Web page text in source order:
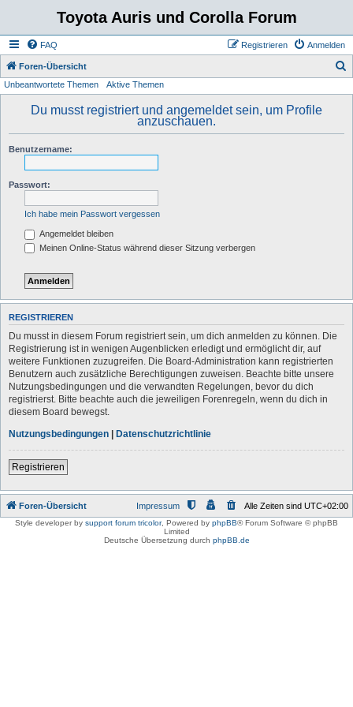
Toyota Auris und Corolla Forum
FAQ Anmelden
Registrieren
Foren-Übersicht
Unbeantwortete Themen Aktive Themen
Du musst registriert und angemeldet sein, um Profile
anzuschauen.
Benutzername:
Passwort:
Ich habe mein Passwort vergessen
Angemeldet bleiben
Meinen Online-Status während dieser Sitzung verbergen
REGISTRIEREN
Du musst in diesem Forum registriert sein, um dich anmelden zu können. Die
Registrierung ist in wenigen Augenblicken erledigt und ermöglicht dir, auf
weitere Funktionen zuzugreifen. Die Board-Administration kann registrierten
Benutzern auch zusätzliche Berechtigungen zuweisen. Beachte bitte unsere
Nutzungsbedingungen und die verwandten Regelungen, bevor du dich
registrierst. Bitte beachte auch die jeweiligen Forenregeln, wenn du dich in
diesem Board bewegst.
Nutzungsbedingungen | Datenschutzrichtlinie
Registrieren
Foren-Übersicht Alle Zeiten sind UTC+02:00
Impressum
Style developer by support forum tricolor, Powered by phpBB® Forum Software © phpBB
Limited
Deutsche Übersetzung durch phpBB.de